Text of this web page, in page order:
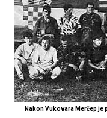
Nakon Vukovara Merčep je